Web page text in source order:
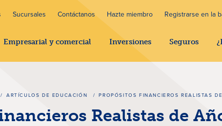
Sucursales Contáctanos Hazte miembro Registrarse en la
Empresarial y comercial Inversiones Seguros
/ ARTÍCULOS DE EDUCACIÓN / PROPÓSITOS FINANCIEROS REALISTAS
Realistas de